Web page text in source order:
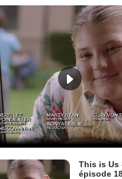
This is Us
épisode